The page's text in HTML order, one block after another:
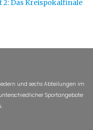
2: Das Kreispokalfinale
und sechs Abteilungen im
Sportangebote